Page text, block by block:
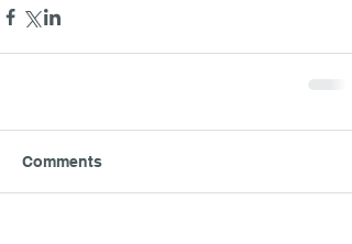
Comments